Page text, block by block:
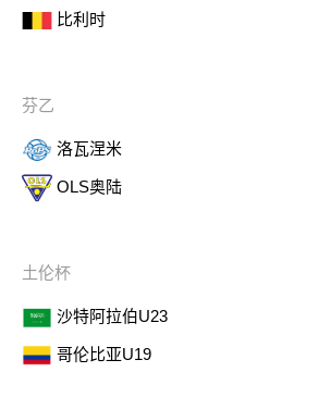
比利时
芬乙
洛瓦涅米
OLS奥陆
土伦杯
沙特阿拉伯U23
哥伦比亚U19